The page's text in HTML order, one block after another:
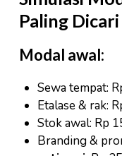
Paling Dicari
Modal awal:
Sewa tempat:
Etalase & rak:
Stok awal: Rp
Branding &